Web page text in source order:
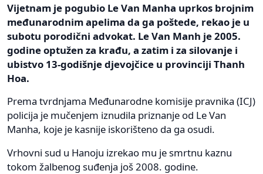
Vijetnam je pogubio Le Van Manha uprkos brojnim
međunarodnim apelima da ga poštede, rekao je u
subotu porodični advokat. Le Van Manh je 2005.
godine optužen za krađu, a zatim i za silovanje i
ubistvo 13-godišnje djevojčice u provinciji Thanh
Hoa.
Prema tvrdnjama Međunarodne komisije pravnika (ICJ)
policija je mučenjem iznudila priznanje od Le Van
Manha, koje je kasnije iskorišteno da ga osudi.
Vrhovni sud u Hanoju izrekao mu je smrtnu kaznu
tokom žalbenog suđenja još 2008. godine.